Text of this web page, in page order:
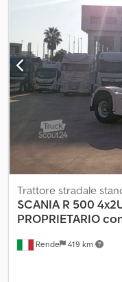
Rende 419 km
Trattore stradale
SCANIA R 500
PROPRIETARIO